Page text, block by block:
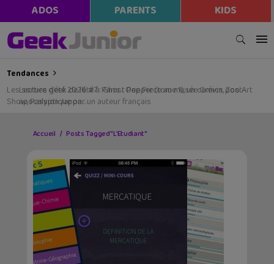
ADOS PARENTS KIDS
Tendances
Les sorties geek de l’été à Paris : One Piece au musée Grévin, Zoo Art
Show, Passion Japon…
Accueil Posts Tagged "L’Etudiant"